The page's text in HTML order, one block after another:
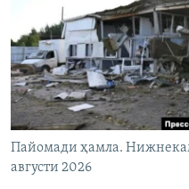
Пайомади ҳамла.
августи 2026